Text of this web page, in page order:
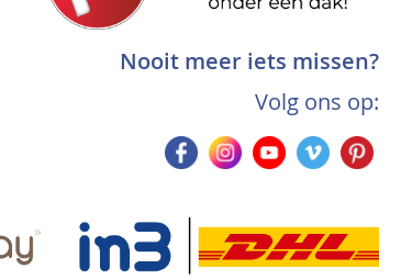
Nooit meer iets missen?
Volg ons op: